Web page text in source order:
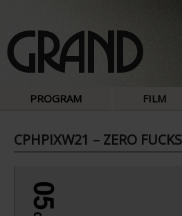
PROGRAM FILM
CPHPIXW21 – ZERO